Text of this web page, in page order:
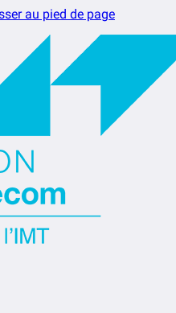
au pied de page